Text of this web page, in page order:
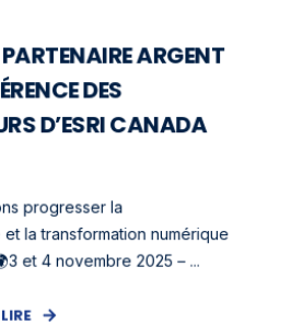
ARGENT
DES
D’ESRI CANADA
progresser la
la transformation numérique
et 4 novembre 2025 – ...